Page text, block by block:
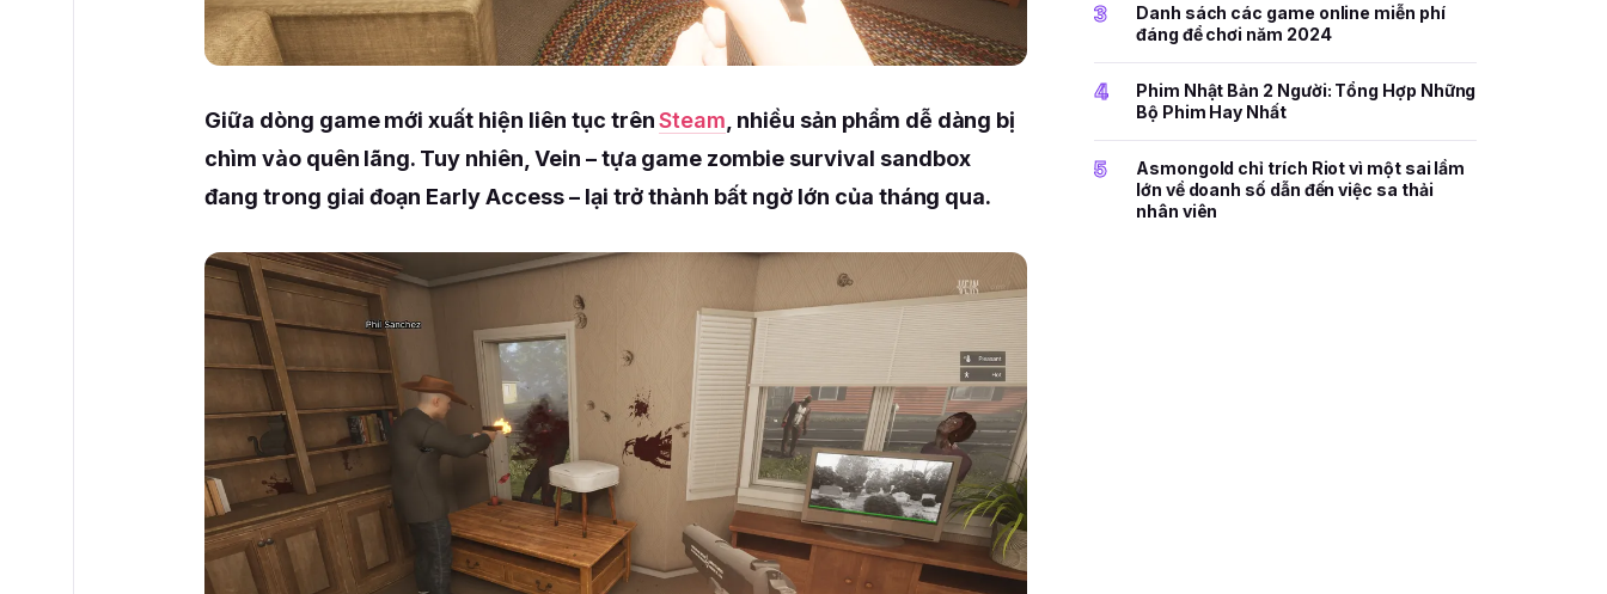
Giữa dòng game mới xuất hiện liên tục trênSteam , nhiều sản phẩm dễ dàng bị
chìm vào quên lãng. Tuy nhiên, Vein – tựa game zombie survival sandbox
đang trong giai đoạn Early Access – lại trở thành bất ngờ lớn của tháng qua.
3
Danh sách các game online miễn phí
đáng để chơi năm 2024
4
Phim Nhật Bản 2 Người: Tổng Hợp Những
Bộ Phim Hay Nhất
5
Asmongold chỉ trích Riot vì một sai lầm
lớn về doanh số dẫn đến việc sa thải
nhân viên